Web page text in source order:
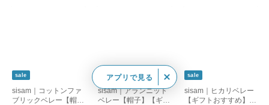
sale
sisam｜コットンファ
ブリックベレー【帽
sale
sisam｜アランニット
ベレー【帽子】【ギフ
sale
sisam｜ヒカリベレー
【ギフトおすすめ】
アプリで見る